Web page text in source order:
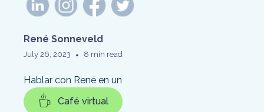
July 26, 2023 • 8 min read
René Sonneveld
Hablar con René en un
Café virtual